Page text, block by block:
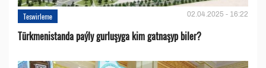
Teswirleme 02.04.2025 - 16:22
Türkmenistanda paýly gurluşyga kim gatnaşyp biler?